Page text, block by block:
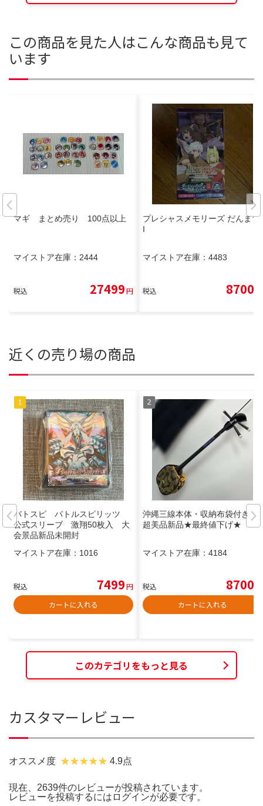
この商品を見た人はこんな商品も見て
います
マギ まとめ売り 100点以上
マイストア在庫： 2444
税込 27499円
プレシャスメモリーズ だんまちI
I
マイストア在庫： 4483
税込 8700
近くの売り場の商品
バトスピ バトルスピリッツ
公式スリーブ 激翔50枚入 大
会景品新品未開封
マイストア在庫： 1016
税込 7499円
カートに入れる
沖縄三線本体・収納布袋付き
超美品新品★最終値下げ★
マイストア在庫： 4184
税込 8700
カートに入れる
このカテゴリをもっと見る
カスタマーレビュー
オススメ度 4.9点
現在、2639件のレビューが投稿されています。
レビューを投稿するには ログインが必要です。